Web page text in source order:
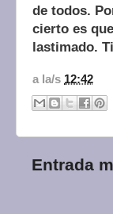
de todos.
cierto es
lastimado.
a la/s 12:42
Entrada